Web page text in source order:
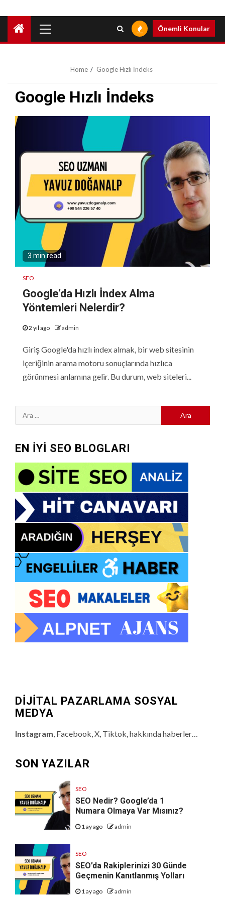
Menu
Önemli Konular
Home Google Hızlı İndeks
Google Hızlı İndeks
3 min read
SEO
Google’da Hızlı İndex Alma
Yöntemleri Nelerdir?
2 yıl ago admin
Giriş Google'da hızlı index almak, bir web sitesinin
içeriğinin arama motoru sonuçlarında hızlıca
görünmesi anlamına gelir. Bu durum, web siteleri...
Arama:
EN İYİ SEO BLOGLARI
DİJİTAL PAZARLAMA SOSYAL
MEDYA
Instagram , Facebook, X, Tiktok, hakkında haberler…
SON YAZILAR
SEO
SEO Nedir? Google’da 1
Numara Olmaya Var Mısınız?
1 ay ago admin
SEO
SEO’da Rakiplerinizi 30 Günde
Geçmenin Kanıtlanmış Yolları
1 ay ago admin